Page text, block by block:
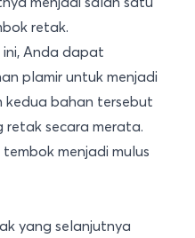
retak.
Anda dapat
plamir untuk menjadi
kedua bahan tersebut
secara merata.
menjadi mulus
yang selanjutnya